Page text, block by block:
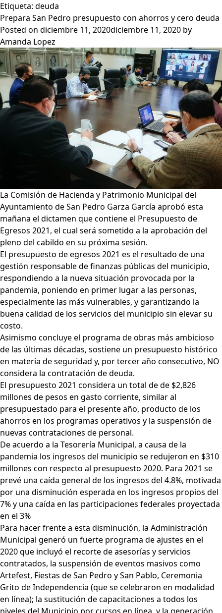
Etiqueta: deuda
Prepara San Pedro presupuesto con ahorros y cero deuda
Posted on diciembre 11, 2020diciembre 11, 2020 by
Amanda Lopez
La Comisión de Hacienda y Patrimonio Municipal del
Ayuntamiento de San Pedro Garza García aprobó esta
mañana el dictamen que contiene el Presupuesto de
Egresos 2021, el cual será sometido a la aprobación del
pleno del cabildo en su próxima sesión.
El presupuesto de egresos 2021 es el resultado de una
gestión responsable de finanzas públicas del municipio,
respondiendo a la nueva situación provocada por la
pandemia, poniendo en primer lugar a las personas,
especialmente las más vulnerables, y garantizando la
buena calidad de los servicios del municipio sin elevar su
costo.
Asimismo concluye el programa de obras más ambicioso
de las últimas décadas, sostiene un presupuesto histórico
en materia de seguridad y, por tercer año consecutivo, NO
considera la contratación de deuda.
El presupuesto 2021 considera un total de de $2,826
millones de pesos en gasto corriente, similar al
presupuestado para el presente año, producto de los
ahorros en los programas operativos y la suspensión de
nuevas contrataciones de personal.
De acuerdo a la Tesorería Municipal, a causa de la
pandemia los ingresos del municipio se redujeron en $310
millones con respecto al presupuesto 2020. Para 2021 se
prevé una caída general de los ingresos del 4.8%, motivada
por una disminución esperada en los ingresos propios del
7% y una caída en las participaciones federales proyectada
en el 3%
Para hacer frente a esta disminución, la Administración
Municipal generó un fuerte programa de ajustes en el
2020 que incluyó el recorte de asesorías y servicios
contratados, la suspensión de eventos masivos como
Artefest, Fiestas de San Pedro y San Pablo, Ceremonia
Grito de Independencia (que se celebraron en modalidad
en línea); la sustitución de capacitaciones a todos los